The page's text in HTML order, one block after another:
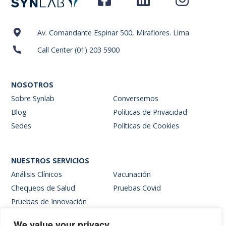
Av. Comandante Espinar 500, Miraflores. Lima
Call Center (01) 203 5900
NOSOTROS
Sobre Synlab
Blog
Sedes
Conversemos
Políticas de Privacidad
Políticas de Cookies
NUESTROS SERVICIOS
Análisis Clínicos
Chequeos de Salud
Pruebas de Innovación
Vacunación
Pruebas Covid